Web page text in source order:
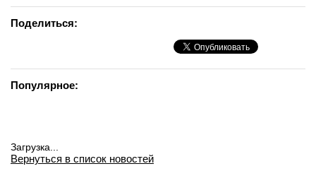
Поделиться:
Популярное:
Загрузка...
Вернуться в список новостей